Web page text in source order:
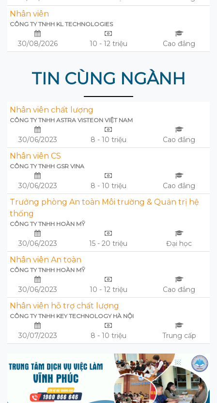
Nhân viên
CÔNG TY TNHH KL TECHNOLOGIES
30/08/2026 10 - 12 triệu Cao đẳng
TIN CÙNG NGÀNH
Nhân viên chất lượng
CÔNG TY TNHH ASTRA VISTEON VIỆT NAM
30/06/2023 8 - 10 triệu Cao đẳng
Nhân viên CS
CÔNG TY TNHH GSR VINA
30/06/2023 8 - 10 triệu Cao đẳng
Trưởng phòng An toàn Môi trường & Quản trị hệ
thống
CÔNG TY TNHH HOÀN MỸ
30/06/2023 15 - 20 triệu Đại học
Nhân viên An toàn
CÔNG TY TNHH HOÀN MỸ
30/06/2023 10 - 12 triệu Cao đẳng
Nhân viên hỗ trợ chất lượng
CÔNG TY TNHH KEY TECHNOLOGY HÀ NỘI
30/07/2023 8 - 10 triệu Trung cấp